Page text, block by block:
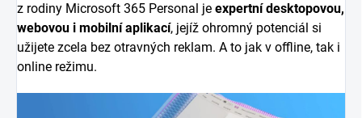
z rodiny Microsoft 365 Personal je expertní desktopovou,
webovou i mobilní aplikací, jejíž ohromný potenciál si
užijete zcela bez otravných reklam. A to jak v offline, tak i
online režimu.